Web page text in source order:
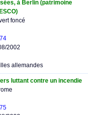
à Berlin (patrimoine
foncé
2002
allemandes
luttant contre un incendie